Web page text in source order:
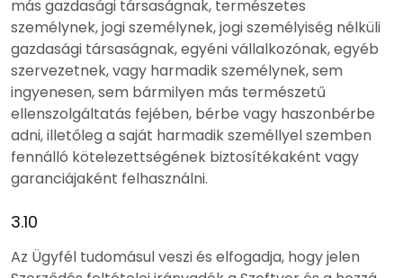
más gazdasági társaságnak, természetes
személynek, jogi személynek, jogi személyiség nélküli
gazdasági társaságnak, egyéni vállalkozónak, egyéb
szervezetnek, vagy harmadik személynek, sem
ingyenesen, sem bármilyen más természetű
ellenszolgáltatás fejében, bérbe vagy haszonbérbe
adni, illetőleg a saját harmadik személlyel szemben
fennálló kötelezettségének biztosítékaként vagy
garanciájaként felhasználni.
3.10
Az Ügyfél tudomásul veszi és elfogadja, hogy jelen